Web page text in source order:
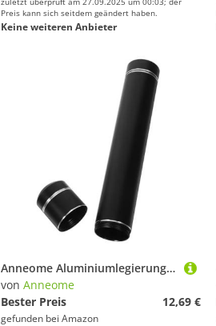
Preis kann sich seitdem geändert haben.
Keine weiteren Anbieter
Anneome Aluminiumlegierung Zigarrenhülle Tragbarer Luftdichter Reiseetui Für Einzelne Zigarre Kompaktes Leichtes Design Frischeerhalt Für Outdoor Aktivitäten Und Stilvolles Zubehör
von Anneome
Bester Preis
12,69 €
gefunden bei Amazon